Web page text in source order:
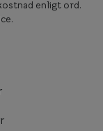
enligt ord.